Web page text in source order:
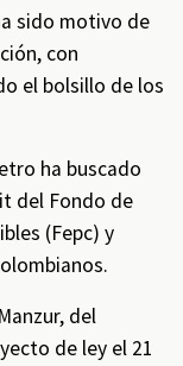
sido motivo de
con
el bolsillo de los
ha buscado
del Fondo de
(Fepc) y
del
de ley el 21